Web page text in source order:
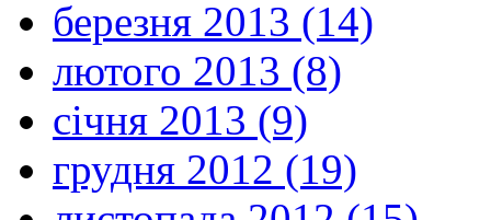
березня 2013 (14)
лютого 2013 (8)
січня 2013 (9)
грудня 2012 (19)